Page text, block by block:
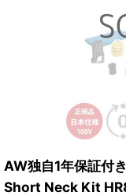
AW独自1年保証付
Short Neck Kit